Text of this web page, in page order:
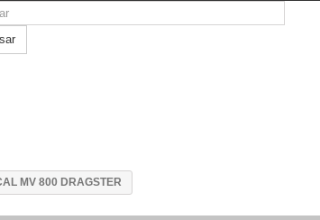
MV 800 DRAGSTER